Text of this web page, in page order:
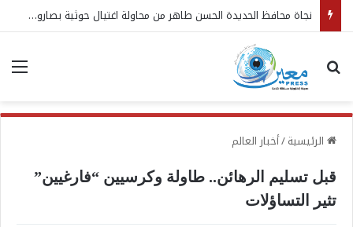
نجاة محافظ الحديدة الحسن طاهر من محاولة اغتيال حوثية بصاروخ باليستي استهدف مقر اقامته بالخوخة
بحث عن
الرئيسية/أخبار العالم
قبل تسليم الرهائن.. طاولة وكرسيين “فارغيين”
تثير التساؤلات